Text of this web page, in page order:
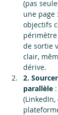
(pas
une page
objectifs
de sortie
clair,
dérive.
2.
parallèle